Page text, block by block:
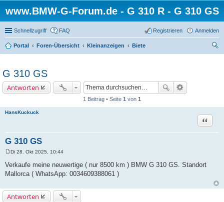
www.BMW-G-Forum.de - G 310 R - G 310 GS
Schnellzugriff FAQ Anmelden
Registrieren
Portal Foren-Übersicht Kleinanzeigen
Biete
G 310 GS
Antworten
1 Beitrag • Seite 1 von 1
HansKuckuck
G 310 GS
Zitat
i
t
g
Di 28. Okt 2025, 10:44
Verkaufe meine neuwertige ( nur 8500 km ) BMW G 310 GS. Standort
Mallorca ( WhatsApp: 0034609388061 )
Antworten